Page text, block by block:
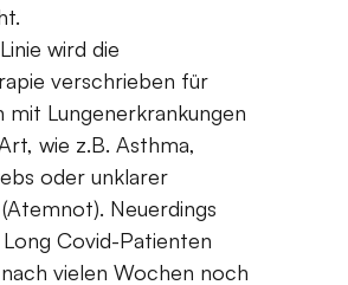
wird die
verschrieben für
mit Lungenerkrankungen
wie z.B. Asthma,
oder unklarer
Neuerdings
Covid-Patienten
vielen Wochen noch